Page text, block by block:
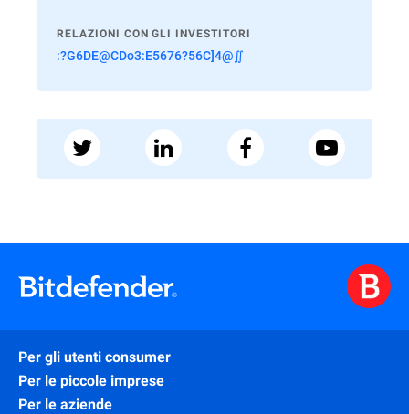
RELAZIONI CON GLI INVESTITORI
:?G6DE@CDo3:E5676?56C]4@∬
Per gli utenti consumer
Per le piccole imprese
Per le aziende